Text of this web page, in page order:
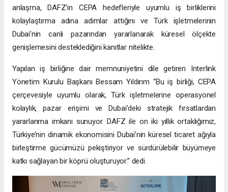
anlaşma, DAFZ’ın CEPA hedefleriyle uyumlu iş birliklerini
kolaylaştırma adına adımlar attığını ve Türk işletmelerinin
Dubai’nin canlı pazarından yararlanarak küresel ölçekte
genişlemesini desteklediğini kanıtlar nitelikte.
Yapılan iş birliğine dair memnuniyetini dile getiren Interlink
Yönetim Kurulu Başkanı Bessam Yıldırım “Bu iş birliği, CEPA
çerçevesiyle uyumlu olarak, Türk işletmelerine operasyonel
kolaylık, pazar erişimi ve Dubai’deki stratejik fırsatlardan
yararlanma imkanı sunuyor. DAFZ ile on iki yıllık ortaklığımız,
Türkiye’nin dinamik ekonomisini Dubai’nin küresel ticaret ağıyla
birleştirme gücümüzü pekiştiriyor ve sürdürülebilir büyümeye
katkı sağlayan bir köprü oluşturuyor.” dedi.